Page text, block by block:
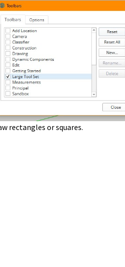
rectangles or squares.